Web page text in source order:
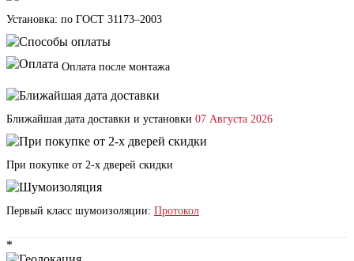
Установка: по ГОСТ 31173–2003
Оплата после монтажа
Ближайшая дата доставки и установки 07 Августа 2026
При покупке от 2-х дверей скидки
Первый класс шумоизоляции: Протокол
*